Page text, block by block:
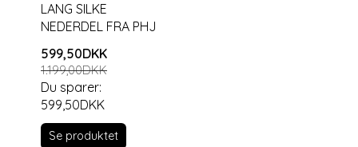
LANG SILKE
NEDERDEL FRA PHJ
599,50DKK
1.199,00DKK
Du sparer:
599,50DKK
Se produktet